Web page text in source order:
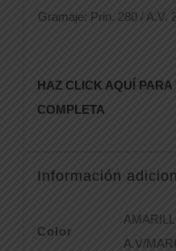
Gramaje: Prin. 280 / A.V.
HAZ CLICK AQUÍ
COMPLETA
Información
Color
A.V/